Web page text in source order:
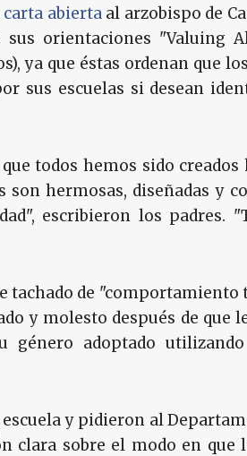
carta abiertaal arzobispo de
orientaciones "Valuing
ya que éstas ordenan que
sus escuelas si desean
todos hemos sido
son hermosas, diseñadas y
escribieron los padres.
tachado de
y molesto después de que
género adoptado
y pidieron al
clara sobre el modo en que